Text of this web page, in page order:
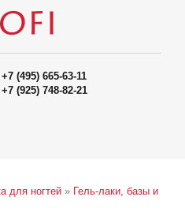
+7 (495) 665-63-11
+7 (925) 748-82-21
для ногтей » Гель-лаки, базы и